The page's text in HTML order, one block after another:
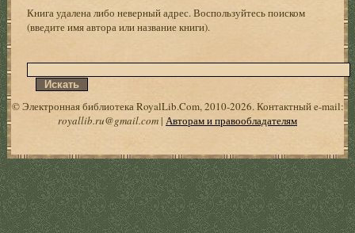
Книга удалена либо неверный адрес. Воспользуйтесь поиском
(введите имя автора или название книги).
© Электронная библиотека RoyalLib.Com, 2010-2026. Контактный e-mail:
royallib.ru@gmail.com| Авторам и правообладателям